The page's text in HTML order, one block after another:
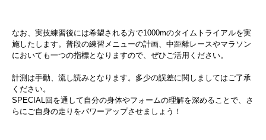
なお、実技練習後には希望される方で1000mのタイムトライアルを実
施したします。普段の練習メニューの計画、中距離レースやマラソン
においても一つの指標となりますので、ぜひご活用ください。
計測は手動、流し読みとなります。多少の誤差に関しましてはご了承
ください。
SPECIAL回を通して自分の身体やフォームの理解を深めることで、さ
らにご自身の走りをパワーアップさせましょう！